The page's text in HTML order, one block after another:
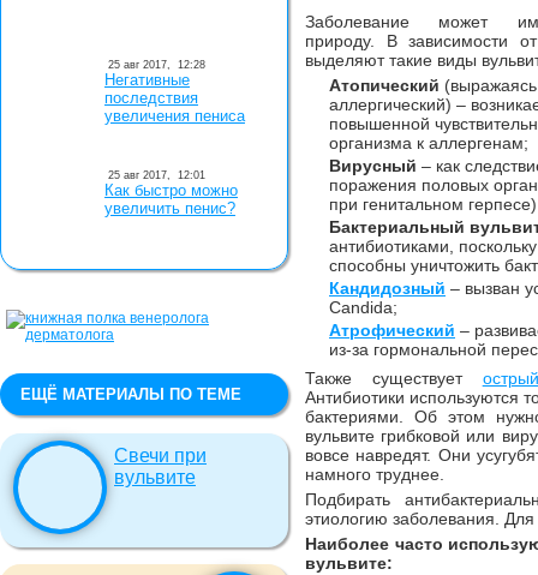
Заболевание может
природу. В зависимости
выделяют такие виды
Атопический
аллергический) –
повышенной
организма к аллергенам;
Вирусный – как
поражения половых
при генитальном
Бактериальный
антибиотиками,
способны уничтожить
Кандидозный – вызван
Candida;
Атрофический –
из-за гормональной
Также существует острый
Антибиотики используются
бактериями. Об этом
вульвите грибковой или
вовсе навредят. Они
намного труднее.
Подбирать
этиологию заболевания.
Наиболее часто
вульвите:
25 авг 2017, 12:28
Негативные
последствия
увеличения пениса
25 авг 2017, 12:01
Как быстро можно
увеличить пенис?
ЕЩЁ МАТЕРИАЛЫ ПО ТЕМЕ
Свечи при
вульвите